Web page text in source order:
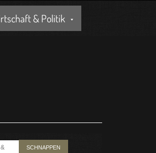
& Politik
SCHNAPPEN